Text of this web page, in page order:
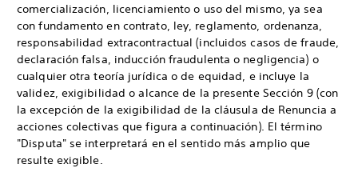
comercialización, licenciamiento o uso del mismo, ya sea
con fundamento en contrato, ley, reglamento, ordenanza,
responsabilidad extracontractual (incluidos casos de fraude,
declaración falsa, inducción fraudulenta o negligencia) o
cualquier otra teoría jurídica o de equidad, e incluye la
validez, exigibilidad o alcance de la presente Sección 9 (con
la excepción de la exigibilidad de la cláusula de Renuncia a
acciones colectivas que figura a continuación). El término
"Disputa" se interpretará en el sentido más amplio que
resulte exigible.